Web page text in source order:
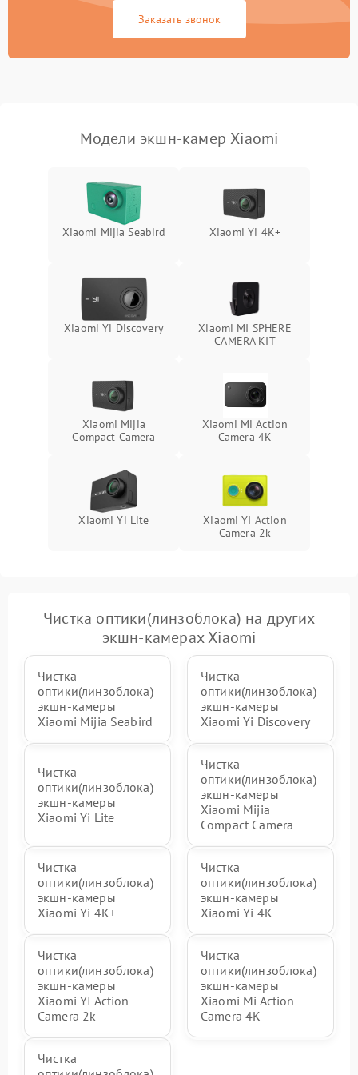
Неисправность системы
1000 ₽
Повреждение системы
защиты от перегрева
Подробнее →
перенапряжения
Подробнее →
Подробнее →
Повреждение системы
защиты от перегрузок
Подробнее →
Неисправность системы
Заказать звонок
Модели экшн-камер Xiaomi
Xiaomi Mijia Seabird Xiaomi Yi 4K+
Xiaomi Yi Discovery
Xiaomi MI SPHERE
CAMERA KIT
Xiaomi Mijia
Compact Camera
Xiaomi Mi Action
Camera 4K
Xiaomi Yi Lite
Xiaomi YI Action
Camera 2k
Чистка оптики(линзоблока) на других
экшн-камерах Xiaomi
Чистка
оптики(линзоблока)
экшн-камеры
Xiaomi Mijia Seabird
Чистка
оптики(линзоблока)
экшн-камеры
Xiaomi Yi Discovery
Чистка
оптики(линзоблока)
экшн-камеры
Xiaomi Yi Lite
Чистка
оптики(линзоблока)
экшн-камеры
Xiaomi Mijia
Compact Camera
Чистка
оптики(линзоблока)
экшн-камеры
Xiaomi Yi 4K+
Чистка
оптики(линзоблока)
экшн-камеры
Xiaomi Yi 4K
Чистка
оптики(линзоблока)
экшн-камеры
Xiaomi YI Action
Camera 2k
Чистка
оптики(линзоблока)
экшн-камеры
Xiaomi Mi Action
Camera 4K
Чистка